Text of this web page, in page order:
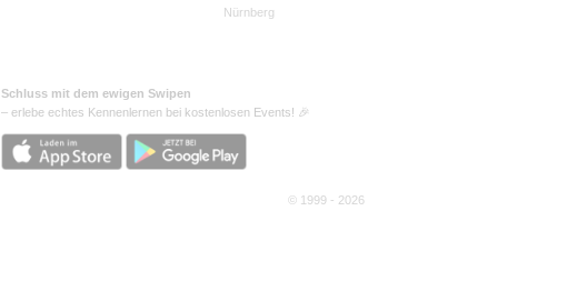
Nürnberg
Schluss mit dem ewigen Swipen
– erlebe echtes Kennenlernen bei kostenlosen Events! 🎉
© 1999 - 2026